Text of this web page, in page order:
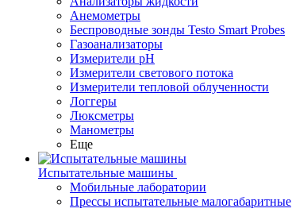
Анемометры
Беспроводные зонды Testo Smart Probes
Газоанализаторы
Измерители pH
Измерители светового потока
Измерители тепловой облученности
Логгеры
Люксметры
Манометры
Еще
Испытательные машины
Мобильные лаборатории
Прессы испытательные малогабаритные